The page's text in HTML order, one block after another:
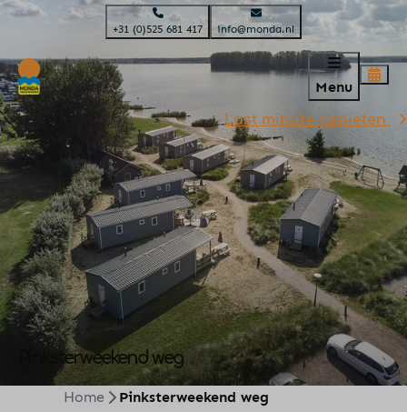
+31 (0)525 681 417 info@monda.nl
Menu
Pinksterweekend weg
Last minute genieten
Home Pinksterweekend weg